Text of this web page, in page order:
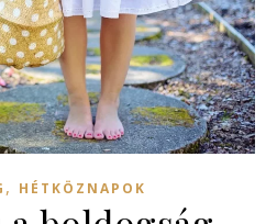
, HÉTKÖZNAPOK